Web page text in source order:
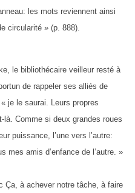
les mots reviennent ainsi
circularité » (p. 888).
le bibliothécaire veilleur resté à
de rappeler ses alliés de
je le saurai. Leurs propres
Comme si deux grandes roues
puissance, l’une vers l’autre:
mes amis d’enfance de l’autre. »
à achever notre tâche, à faire